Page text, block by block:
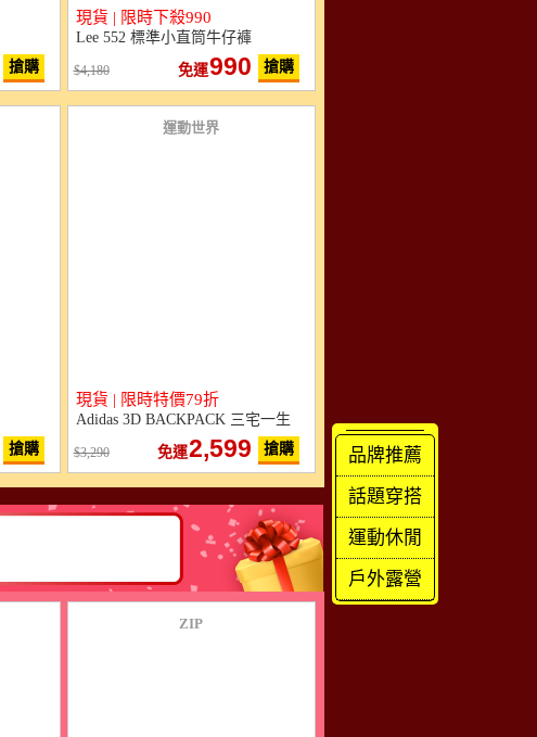
品牌推薦
話題穿搭
運動休閒
戶外露營
搶購
現貨 | 限時下殺990
Lee 552 標準小直筒牛仔褲
4,180 免運990 搶購
搶購
運動世界
現貨 | 限時特價79折
Adidas 3D BACKPACK 三宅一生
3,290 免運2,599 搶購
ZIP